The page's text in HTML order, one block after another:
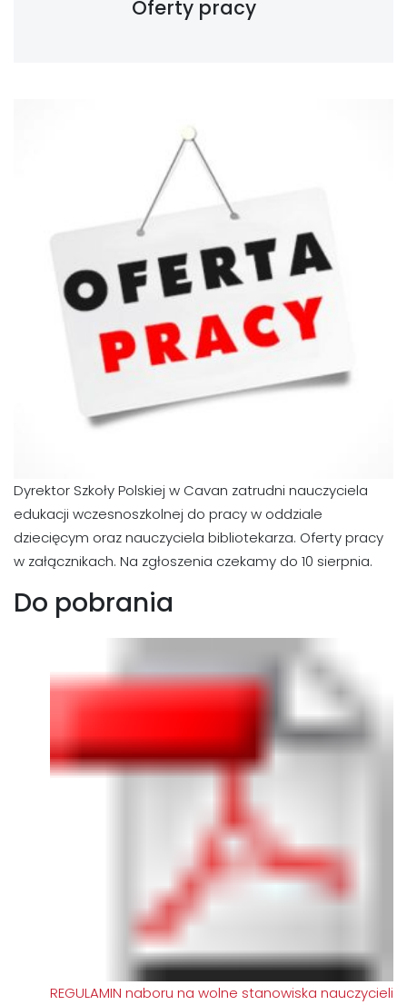
Oferty pracy
Dyrektor Szkoły Polskiej w Cavan zatrudni nauczyciela
edukacji wczesnoszkolnej do pracy w oddziale
dziecięcym oraz nauczyciela bibliotekarza. Oferty pracy
w załącznikach. Na zgłoszenia czekamy do 10 sierpnia.
Do pobrania
REGULAMIN naboru na wolne stanowiska nauczycieli